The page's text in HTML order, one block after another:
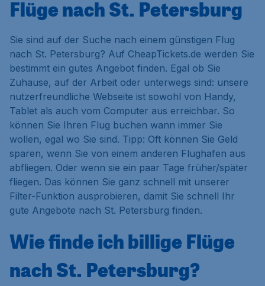
Flüge nach St. Petersburg
Sie sind auf der Suche nach einem günstigen Flug
nach St. Petersburg? Auf CheapTickets.de werden Sie
bestimmt ein gutes Angebot finden. Egal ob Sie
Zuhause, auf der Arbeit oder unterwegs sind: unsere
nutzerfreundliche Webseite ist sowohl von Handy,
Tablet als auch vom Computer aus erreichbar. So
können Sie Ihren Flug buchen wann immer Sie
wollen, egal wo Sie sind. Tipp: Oft können Sie Geld
sparen, wenn Sie von einem anderen Flughafen aus
abfliegen. Oder wenn sie ein paar Tage früher/später
fliegen. Das können Sie ganz schnell mit unserer
Filter-Funktion ausprobieren, damit Sie schnell Ihr
gute Angebote nach St. Petersburg finden.
Wie finde ich billige Flüge
nach St. Petersburg?